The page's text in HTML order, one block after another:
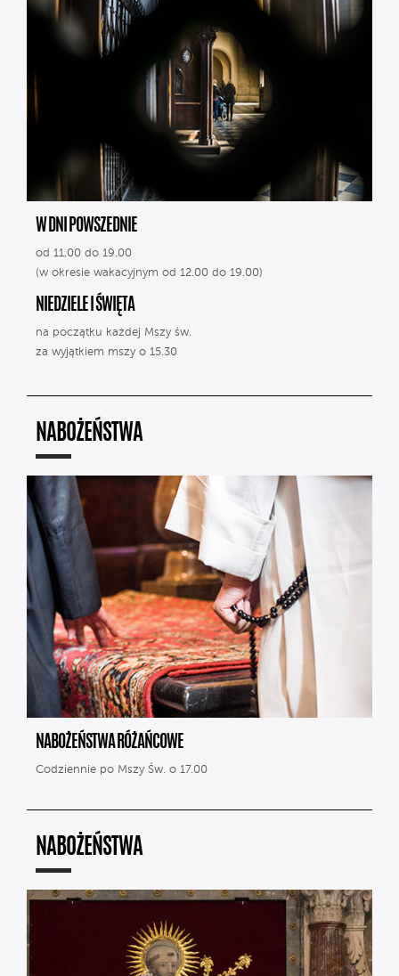
W DNI POWSZEDNIE
od 11.00 do 19.00
(w okresie wakacyjnym od 12.00 do 19.00)
NIEDZIELE I ŚWIĘTA
na początku każdej Mszy św.
za wyjątkiem mszy o 15.30
NABOŻEŃSTWA
NABOŻEŃSTWA RÓŻAŃCOWE
Codziennie po Mszy Św. o 17.00
NABOŻEŃSTWA